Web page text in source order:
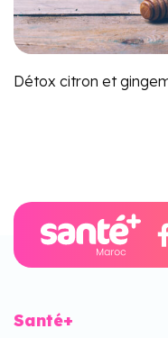
Détox citron et
Santé+